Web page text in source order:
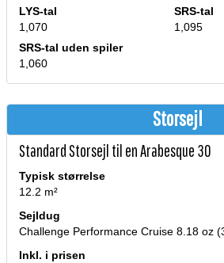
LYS-tal
1,070
SRS-tal
1,095
SRS-tal uden spiler
1,060
Storsejl
Standard Storsejl til en Arabesque 30
Typisk størrelse
12.2 m²
Sejldug
Challenge Performance Cruise 8.18 oz
Inkl. i prisen